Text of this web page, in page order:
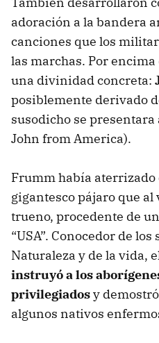
adoración a la bandera
canciones que los
las marchas. Por
una divinidad concreta:
posiblemente derivado
susodicho se
John from America).
Frumm había
gigantesco pájaro que
trueno, procedente de
“USA”. Conocedor de los
Naturaleza y de la vida,
instruyó a los
privilegiadosy
algunos nativos